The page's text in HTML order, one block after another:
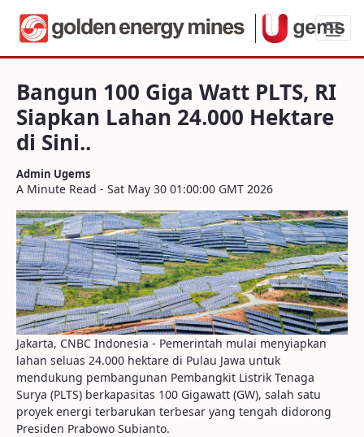
Bangun 100 Giga Watt PLTS, RI Siapkan
Bangun 100 Giga Watt PLTS, RI
Siapkan Lahan 24.000 Hektare
di Sini..
Admin Ugems
A Minute Read - Sat May 30 01:00:00 GMT 2026
Jakarta, CNBC Indonesia - Pemerintah mulai menyiapkan
lahan seluas 24.000 hektare di Pulau Jawa untuk
mendukung pembangunan Pembangkit Listrik Tenaga
Surya (PLTS) berkapasitas 100 Gigawatt (GW), salah satu
proyek energi terbarukan terbesar yang tengah didorong
Presiden Prabowo Subianto.